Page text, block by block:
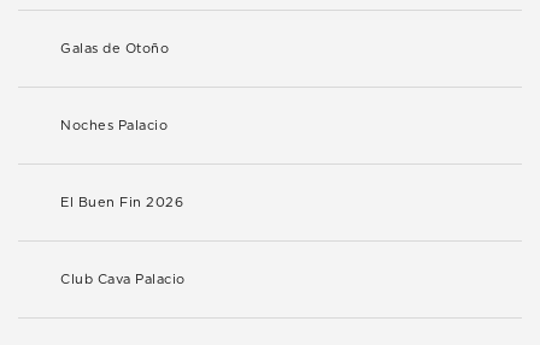
Galas de Otoño
Noches Palacio
El Buen Fin 2026
Club Cava Palacio